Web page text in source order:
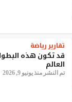
تقاريررياضة
قد تكون هذه
العالم
تم النشر منذ يونيو 9, 2026